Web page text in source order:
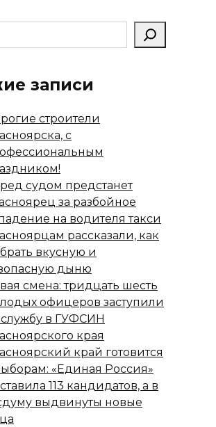
записи
строители
с
судом предстанет
за разбойное
на водителя такси
рассказали, как
вкусную и
дыню
смена: тридцать шесть
офицеров заступили
службу в ГУФСИН
края
край готовится
«Единая Россия»
113 кандидатов, а в
выдвинуты новые